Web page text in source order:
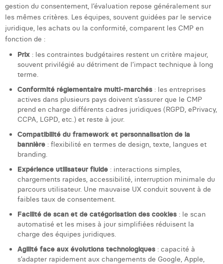
Yaël Vanhoe
gestion du consentement, l’évaluation repose généralement sur
les mêmes critères. Les équipes, souvent guidées par le service
juridique, les achats ou la conformité, comparent les CMP en
fonction de :
Prix : les contraintes budgétaires restent un critère majeur,
souvent privilégié au détriment de l’impact technique à long
terme.
Conformité réglementaire multi-marchés : les entreprises
actives dans plusieurs pays doivent s’assurer que le CMP
prend en charge différents cadres juridiques (RGPD, ePrivacy,
CCPA, LGPD, etc.) et reste à jour.
Compatibilité du framework et personnalisation de la
bannière : flexibilité en termes de design, texte, langues et
branding.
Expérience utilisateur fluide : interactions simples,
chargements rapides, accessibilité, interruption minimale du
parcours utilisateur. Une mauvaise UX conduit souvent à de
faibles taux de consentement.
Facilité de scan et de catégorisation des cookies : le scan
automatisé et les mises à jour simplifiées réduisent la
charge des équipes juridiques.
Agilité face aux évolutions technologiques : capacité à
s’adapter rapidement aux changements de Google, Apple,